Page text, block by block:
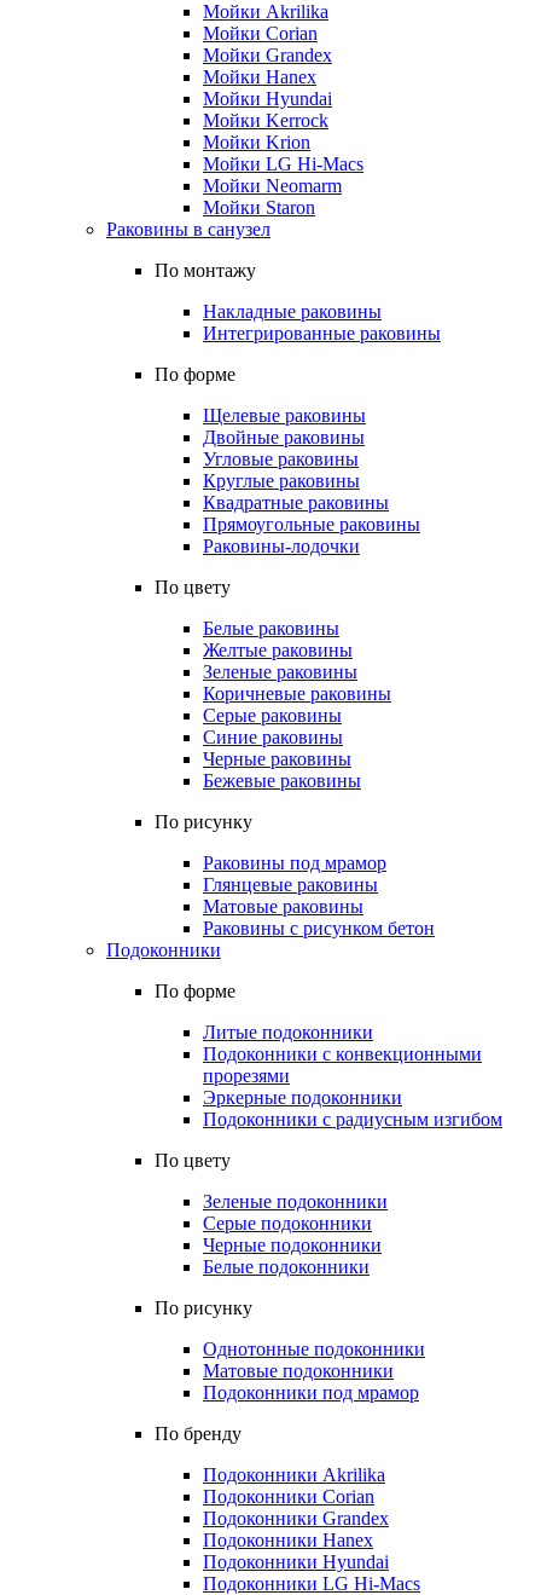
Мойки Akrilika
Мойки Corian
Мойки Grandex
Мойки Hanex
Мойки Hyundai
Мойки Kerrock
Мойки Krion
Мойки LG Hi-Macs
Мойки Neomarm
Мойки Staron
Раковины в санузел
По монтажу
Накладные раковины
Интегрированные раковины
По форме
Щелевые раковины
Двойные раковины
Угловые раковины
Круглые раковины
Квадратные раковины
Прямоугольные раковины
Раковины-лодочки
По цвету
Белые раковины
Желтые раковины
Зеленые раковины
Коричневые раковины
Серые раковины
Синие раковины
Черные раковины
Бежевые раковины
По рисунку
Раковины под мрамор
Глянцевые раковины
Матовые раковины
Раковины с рисунком бетон
Подоконники
По форме
Литые подоконники
Подоконники с конвекционными
прорезями
Эркерные подоконники
Подоконники с радиусным изгибом
По цвету
Зеленые подоконники
Серые подоконники
Черные подоконники
Белые подоконники
По рисунку
Однотонные подоконники
Матовые подоконники
Подоконники под мрамор
По бренду
Подоконники Akrilika
Подоконники Corian
Подоконники Grandex
Подоконники Hanex
Подоконники Hyundai
Подоконники LG Hi-Macs